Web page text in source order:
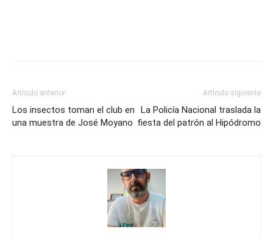
Artículo anterior
Los insectos toman el club en
una muestra de José Moyano
Artículo siguiente
La Policía Nacional traslada la
fiesta del patrón al Hipódromo